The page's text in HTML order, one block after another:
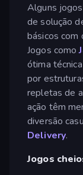
Alguns
de solução
básicos com
Jogos como
ótima
por
repletas de
ação têm
diversão
Delivery.
Jogos